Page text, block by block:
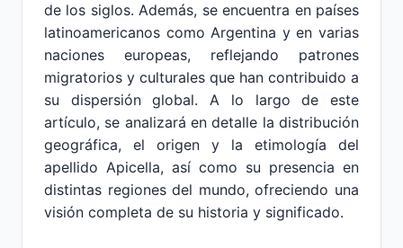
de los siglos. Además, se encuentra en países
latinoamericanos como Argentina y en varias
naciones europeas, reflejando patrones
migratorios y culturales que han contribuido a
su dispersión global. A lo largo de este
artículo, se analizará en detalle la distribución
geográfica, el origen y la etimología del
apellido Apicella, así como su presencia en
distintas regiones del mundo, ofreciendo una
visión completa de su historia y significado.